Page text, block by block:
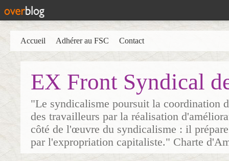
EX Front Syndical
"Le syndicalisme poursuit la coordination
des travailleurs par la réalisation
côté de l'œuvre du syndicalisme : il
par l'expropriation capitaliste." Charte
Accueil Adhérer au FSC Contact